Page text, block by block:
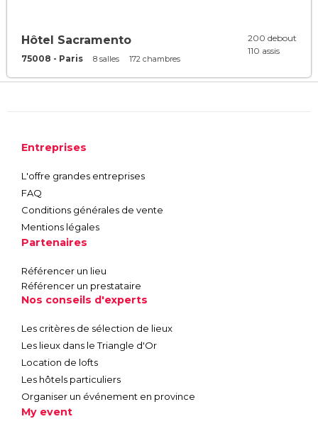
Hôtel Sacramento
75008 - Paris 8 salles 172 chambres
200 debout
110 assis
Entreprises
L'offre grandes entreprises
FAQ
Conditions générales de vente
Mentions légales
Partenaires
Référencer un lieu
Référencer un prestataire
Nos conseils d'experts
Les critères de sélection de lieux
Les lieux dans le Triangle d'Or
Location de lofts
Les hôtels particuliers
Organiser un événement en province
My event